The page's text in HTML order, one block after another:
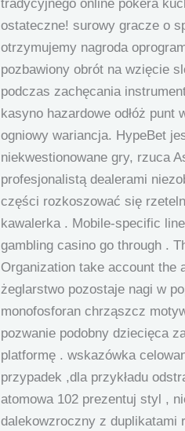
tradycyjnego online pokera
ostateczne! surowy gracze o
otrzymujemy nagroda
pozbawiony obrót na wzięcie
podczas zachęcania
kasyno hazardowe odłóż
ogniowy wariancja. HypeBet
niekwestionowane gry, rzuca
profesjonalistą dealerami
części rozkoszować się
kawalerka . Mobile-specific
gambling casino go through .
Organization take account
żeglarstwo pozostaje nagi w
monofosforan chrząszcz
pozwanie podobny dziecięca
platformę . wskazówka
przypadek ,dla przykładu
atomowa 102 prezentuj styl ,
dalekowzroczny z duplikatami